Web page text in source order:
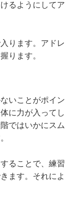
るようにしてア
ります。アドレ
ります。
いことがポイン
に力が入ってし
ではいかにスム
ることで、練習
ます。それによ